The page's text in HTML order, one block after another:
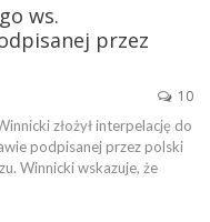
ws.
przez
10
złożył interpelację do
podpisanej przez polski
Winnicki wskazuje, że